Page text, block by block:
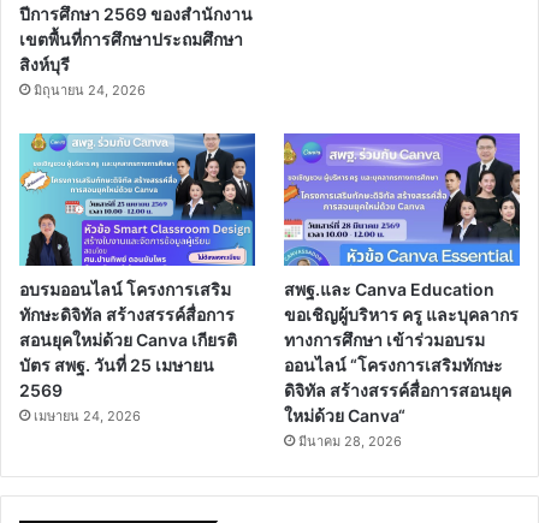
ปีการศึกษา 2569 ของสำนักงาน
เขตพื้นที่การศึกษาประถมศึกษา
สิงห์บุรี
มิถุนายน 24, 2026
อบรมออนไลน์ โครงการเสริม
ทักษะดิจิทัล สร้างสรรค์สื่อการ
สอนยุคใหม่ด้วย Canva เกียรติ
บัตร สพฐ. วันที่ 25 เมษายน
2569
เมษายน 24, 2026
สพฐ.และ Canva Education
ขอเชิญผู้บริหาร ครู และบุคลากร
ทางการศึกษา เข้าร่วมอบรม
ออนไลน์ “โครงการเสริมทักษะ
ดิจิทัล สร้างสรรค์สื่อการสอนยุค
ใหม่ด้วย Canva“
มีนาคม 28, 2026